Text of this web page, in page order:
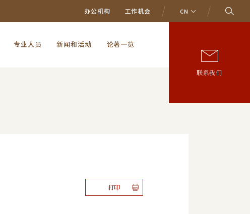
办公机构 工作机会 CN
专业人员 新闻和活动 论著一览
联系我们
打印